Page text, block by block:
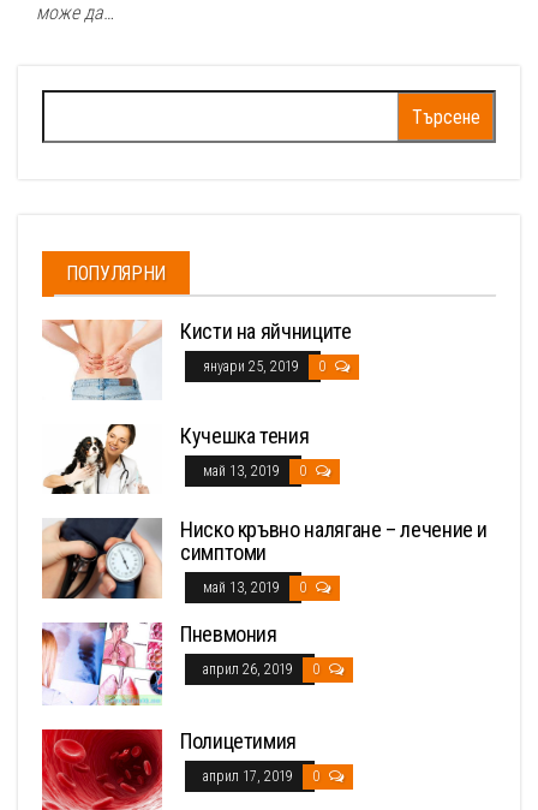
може да…
за:
ПОПУЛЯРНИ
Кисти на яйчниците
януари 25, 2019 0
Кучешка тения
май 13, 2019 0
Ниско кръвно налягане – лечение и
симптоми
май 13, 2019 0
Пневмония
април 26, 2019 0
Полицетимия
април 17, 2019 0